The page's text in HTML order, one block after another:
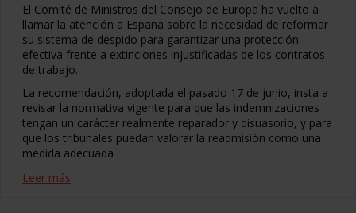
El Comité de Ministros del Consejo de Europa ha vuelto a
llamar la atención a España sobre la necesidad de reformar
su sistema de despido para garantizar una protección
efectiva frente a extinciones injustificadas de los contratos
de trabajo.
La recomendación, adoptada el pasado 17 de junio, insta a
revisar la normativa vigente para que las indemnizaciones
tengan un carácter realmente reparador y disuasorio, y para
que los tribunales puedan valorar la readmisión como una
medida adecuada
Leer más